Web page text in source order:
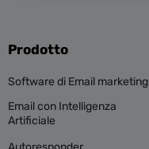
Prodotto
Software di Email marketing
Email con Intelligenza
Artificiale